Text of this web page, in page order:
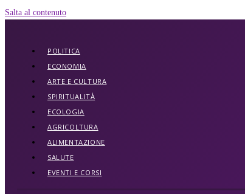
Salta al contenuto
POLITICA
ECONOMIA
ARTE E CULTURA
SPIRITUALITÀ
ECOLOGIA
AGRICOLTURA
ALIMENTAZIONE
SALUTE
EVENTI E CORSI